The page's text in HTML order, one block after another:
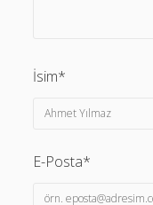
İsim*
E-Posta*